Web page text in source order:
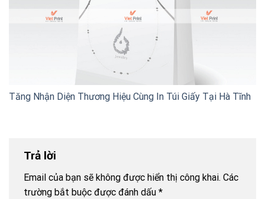
Tăng Nhận Diện Thương Hiệu Cùng In Túi Giấy Tại Hà Tĩnh
Trả lời
Email của bạn sẽ không được hiển thị công khai. Các
trường bắt buộc được đánh dấu *